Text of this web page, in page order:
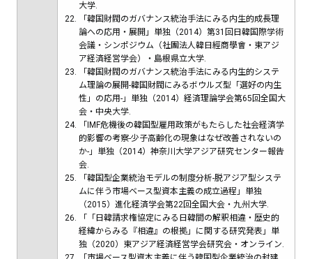
大学.
「韓国財閥のガバナンス統治手法にみる内生的成長理
論への応用・展開」単独（2014）第31回日韓国際学術
会議・シンポジウム（社團法人韓日經商學會・東アジ
ア経済経営学会）・島根県立大学.
「韓国財閥のガバナンス統治手法にみる内生的システ
ム理論の展開-韓国財閥にみるボウルズ型「選好の内生
性」の応用-」単独（2014）経済理論学会第65回全国大
会・中央大学.
「IMF危機後の韓国型雇用政策がもたらした社会経済学
的影響の考察-少子高齢化の現象はなぜ改善されないの
か-」単独（2014）神奈川大学アジア研究センター報告
会.
「韓国型企業統治モデルの制度分析-脱アジア型システ
ムに伴う市場ベース型資本主義の成立過程」単独
（2015）進化経済学会第22回全国大会・九州大学.
「「日韓請求権協定にみる日韓間の解釈相違・歴史的
経緯からみる『相違』の根拠」に関する研究発表」単
独（2020）東アジア経済経営学会研究会・オンライン.